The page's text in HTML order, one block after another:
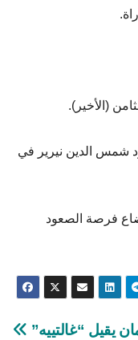
شمس الدين نيرير في
فرصة الصعود
يقيل “غالتييه”